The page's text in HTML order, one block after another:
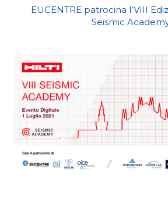
EUCENTRE patrocina l’VIII
Seismic